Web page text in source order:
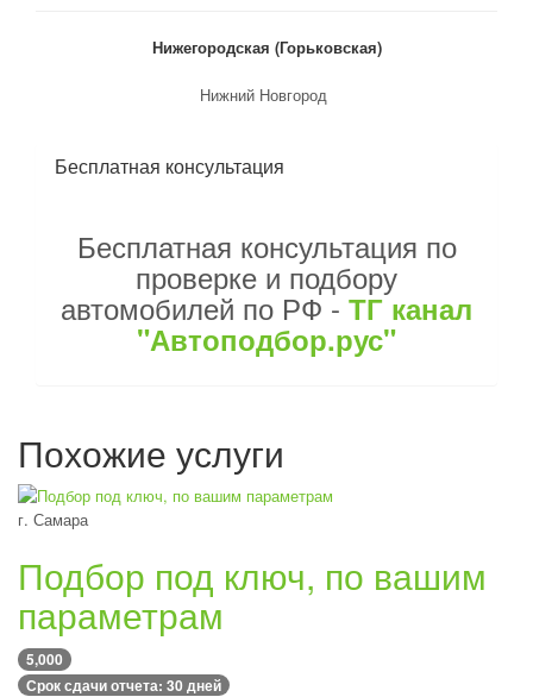
Нижегородская (Горьковская)
Нижний Новгород
Бесплатная консультация
Бесплатная консультация по
проверке и подбору
автомобилей по РФ - ТГ канал
"Автоподбор.рус"
Похожие услуги
г. Самара
Подбор под ключ, по вашим
параметрам
5,000
Срок сдачи отчета: 30 дней